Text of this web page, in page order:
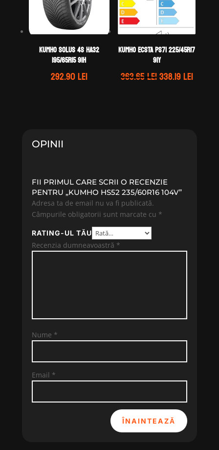
Kumho SOLUS 4S HA32
195/65R15 91H
292.90lei
Kumho ECSTA PS71 225/45R17
91Y
363.65leiPrețul
338.19leiPrețul
OPINII
FII PRIMUL CARE SCRII O RECENZIE
PENTRU „KUMHO HS52 235/60R16 104V”
Adresa ta de email nu va fi publicată.
Câmpurile obligatorii sunt marcate cu *
RATING-UL TĂU
Recenzia dumneavoastră *
Nume *
Email *
ÎNAINTEAZĂ